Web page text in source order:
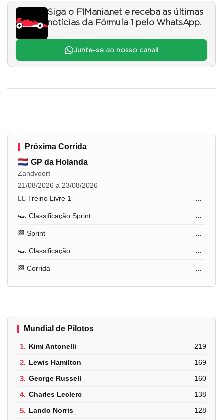
Siga o F1Mania.net e receba as últimas
notícias da Fórmula 1 pelo WhatsApp.
Junte-se ao nosso canal!
Próxima Corrida
GP da Holanda
Zandvoort
21/08/2026 a 23/08/2026
🏋️‍♂️ Treino Livre 1
...
🏎️ Classificação Sprint ...
🏁 Sprint ...
🏎️ Classificação ...
🏁 Corrida ...
Mundial de Pilotos
1. Kimi Antonelli 219
2. Lewis Hamilton 169
3. George Russell 160
4. Charles Leclerc 138
5. Lando Norris 128